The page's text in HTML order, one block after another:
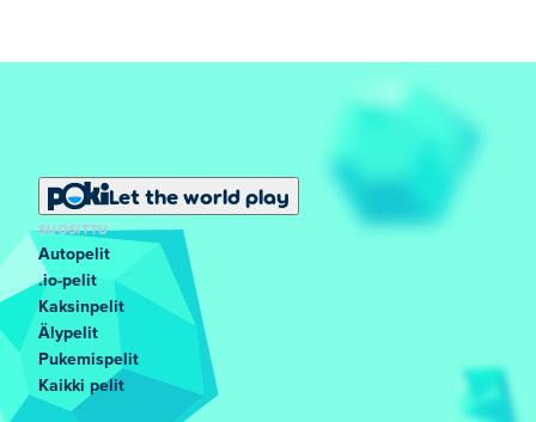
Let the world play
SUOSITTU
Autopelit
.io-pelit
Kaksinpelit
Älypelit
Pukemispelit
Kaikki pelit